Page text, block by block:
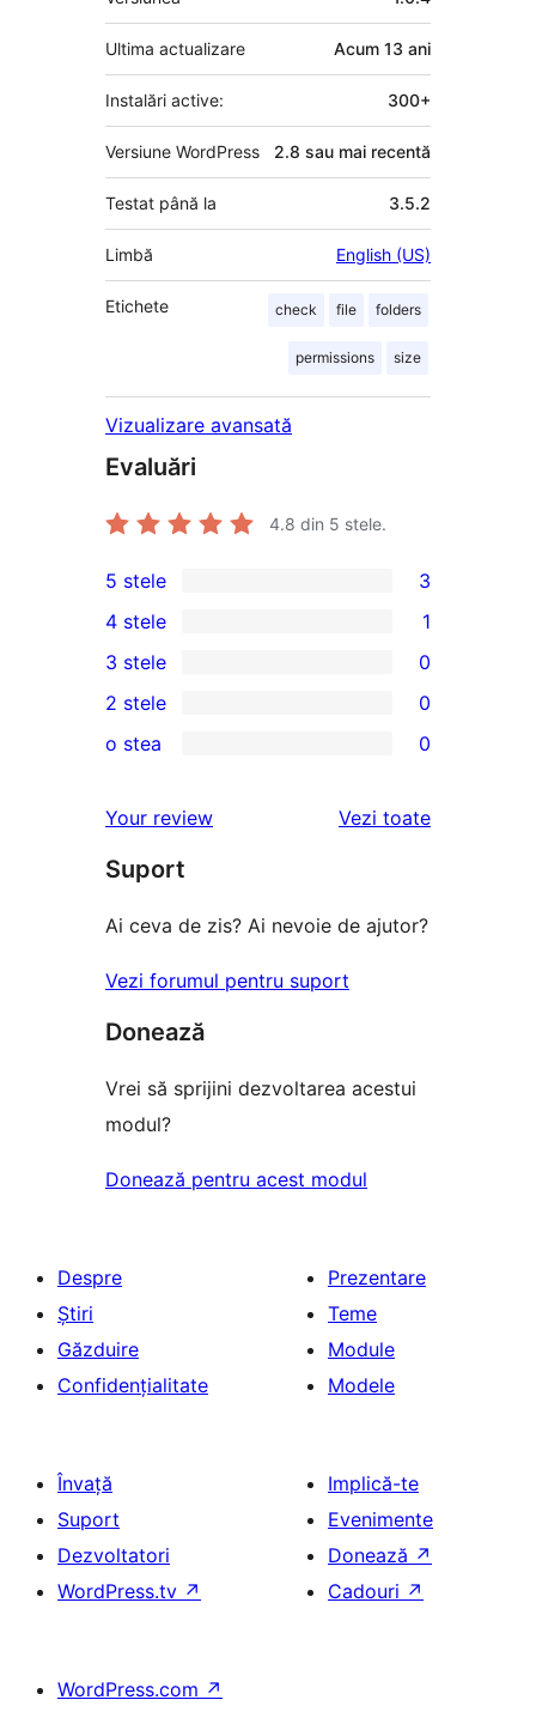
Ultima actualizare Acum 13 ani
Instalări active: 300+
Versiune WordPress 2.8 sau mai recentă
Testat până la 3.5.2
Limbă English (US)
Etichete check file folders
permissions size
Vizualizare avansată
Evaluări
4.8 din 5 stele.
3
5
–
recenzii
(stele)
5 stele 3
4
–
recenzie
4 stele 1
0
3
–
(stele)
3 stele 0
2
recenzii
(stele)
2 stele 0
0
–
recenzii
o stea 0
Your review Vezi toaterecenziile
Suport
Ai ceva de zis? Ai nevoie de ajutor?
Vezi forumul pentru suport
Donează
Vrei să sprijini dezvoltarea acestui
modul?
Donează pentru acest modul
Despre
Știri
Găzduire
Confidențialitate
Prezentare
Teme
Module
Modele
Învață
Suport
Dezvoltatori
WordPress.tv ↗
Implică-te
Evenimente
Donează ↗
Cadouri ↗
WordPress.com ↗